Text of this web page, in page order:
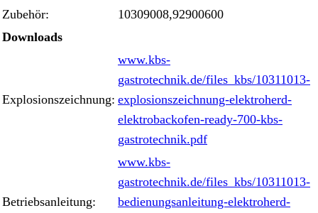
Zubehör:
10309008,92900600
Downloads
Explosionszeichnung:
www.kbs-
gastrotechnik.de/files_kbs/10311013-
explosionszeichnung-elektroherd-
elektrobackofen-ready-700-kbs-
gastrotechnik.pdf
Betriebsanleitung:
www.kbs-
gastrotechnik.de/files_kbs/10311013-
bedienungsanleitung-elektroherd-